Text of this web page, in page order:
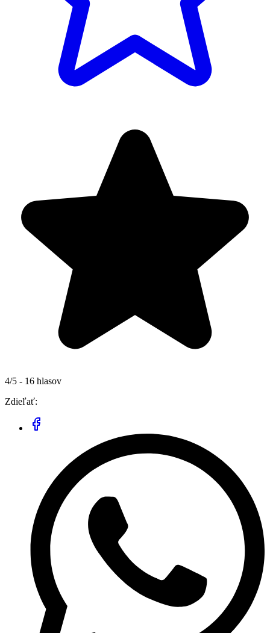
4/5 - 16 hlasov
Zdieľať: